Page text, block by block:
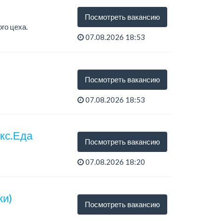
цеха.
Посмотреть вакансию
07.08.2026 18:53
Посмотреть вакансию
07.08.2026 18:53
Посмотреть вакансию
07.08.2026 18:20
Посмотреть вакансию